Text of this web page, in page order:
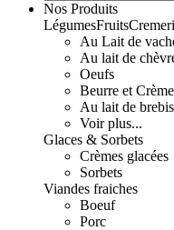
Nos Produits
LégumesFruits
Au Lait de
Au lait de
Oeufs
Beurre et Crème
Au lait de brebis
Voir plus...
Glaces & Sorbets
Crèmes glacées
Sorbets
Viandes fraiches
Boeuf
Porc